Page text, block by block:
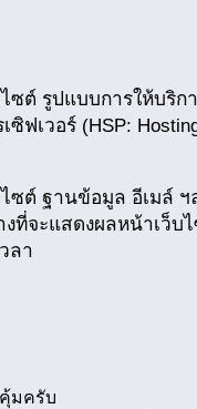
ซต์ รูปแบบการให้บริ
เวอร์ (HSP:
ต์ ฐานข้อมูล อีเมล์ ฯ
ที่จะแสดงผลหน้าเว็
ลา
มครับ